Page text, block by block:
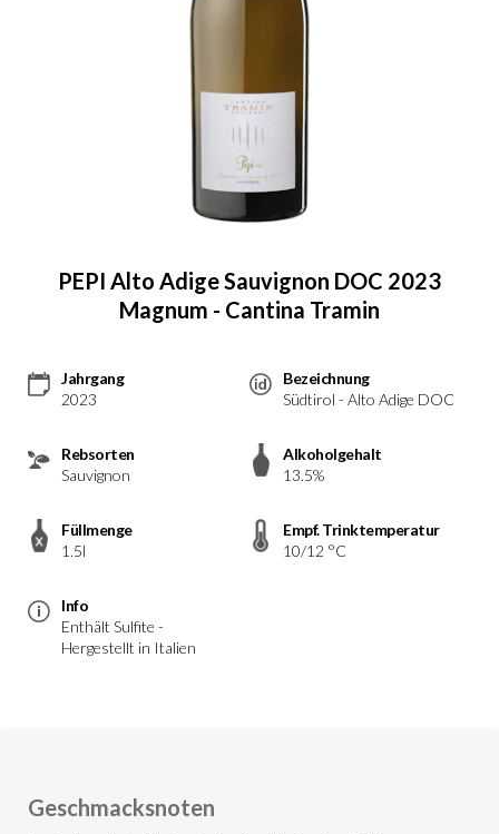
PEPI Alto Adige Sauvignon DOC 2023
Magnum - Cantina Tramin
Jahrgang
2023
Bezeichnung
Südtirol - Alto Adige DOC
Rebsorten
Sauvignon
Alkoholgehalt
13.5%
Füllmenge
1.5l
Empf. Trinktemperatur
10/12 °C
Info
Enthält Sulfite -
Hergestellt in Italien
Geschmacksnoten